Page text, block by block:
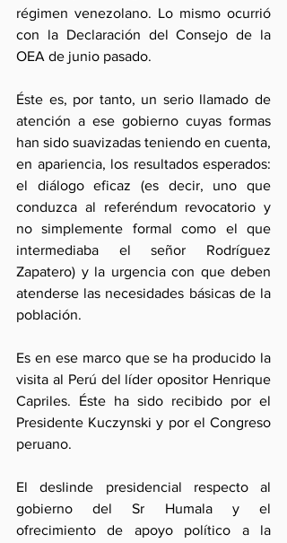
régimen venezolano. Lo mismo ocurrió
con la Declaración del Consejo de la
OEA de junio pasado.
Éste es, por tanto, un serio llamado de
atención a ese gobierno cuyas formas
han sido suavizadas teniendo en cuenta,
en apariencia, los resultados esperados:
el diálogo eficaz (es decir, uno que
conduzca al referéndum revocatorio y
no simplemente formal como el que
intermediaba el señor Rodríguez
Zapatero) y la urgencia con que deben
atenderse las necesidades básicas de la
población.
Es en ese marco que se ha producido la
visita al Perú del líder opositor Henrique
Capriles. Éste ha sido recibido por el
Presidente Kuczynski y por el Congreso
peruano.
El deslinde presidencial respecto al
gobierno del Sr Humala y el
ofrecimiento de apoyo político a la